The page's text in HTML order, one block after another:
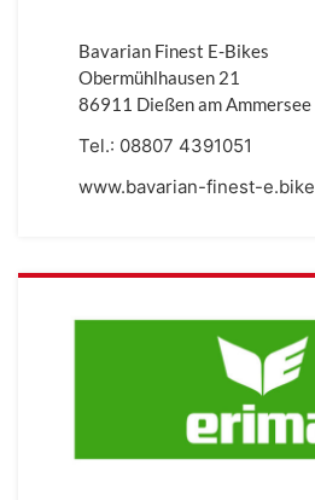
Bavarian Finest E-Bikes
Obermühlhausen 21
86911 Dießen am Ammersee
Tel.: 08807 4391051
www.bavarian-finest-e.bike